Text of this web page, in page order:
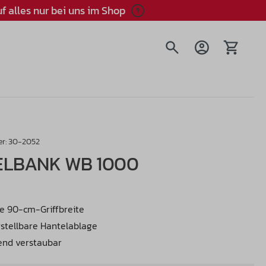
alles nur bei uns im Shop
Warenkorb
30-2052
WB 1000
90-cm-Griffbreite
Hantelablage
verstaubar